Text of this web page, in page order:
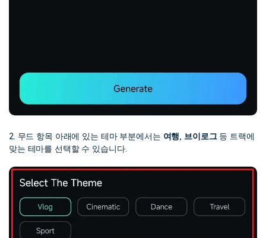
2. 무드 항목 아래에 있는 테마 부분에서는 여행, 브이로그등 트랙에
맞는 테마를 선택할 수 있습니다.